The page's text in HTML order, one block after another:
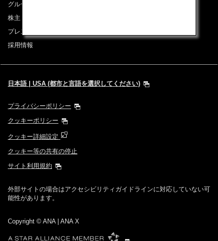
グループ企業一覧
株主・投資家情報
プレスリリース
採用情報
日本語 | USA (都市と言語を選択してください)
プライバシーポリシー
クッキーポリシー
クッキー詳細設定
クッキー等の共有の停止
サイト利用規約
外部サイトの場合はアクセシビリティガイドラインに対応していない可
能性があります。
Copyright © ANA | ANA X